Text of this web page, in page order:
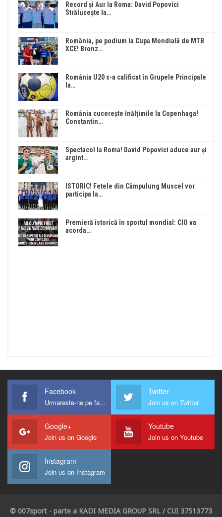
Record și Aur la Roma: David Popovici
Strălucește la…
România, pe podium la Cupa Mondială de MTB
XCE! Bronz…
România U20 s-a calificat în Grupele Principale
la…
România cucerește înălțimile la Copenhaga!
Constantin…
Spectacol la Roma! David Popovici aduce aur și
argint…
ISTORIC! Fetele din Câmpulung Muscel vor
participa la…
Premieră istorică în sportul mondial: CIO va
acorda…
Facebook
Urmareste-ne pe facebook !
Twitter
Join us on Twitter
Google+
Join us on Google
Youtube
Join us on Youtube
Instagram
Join us on Instagram
© 007sport - parte a KADI MEDIA GROUP SRL / CUI 37513773